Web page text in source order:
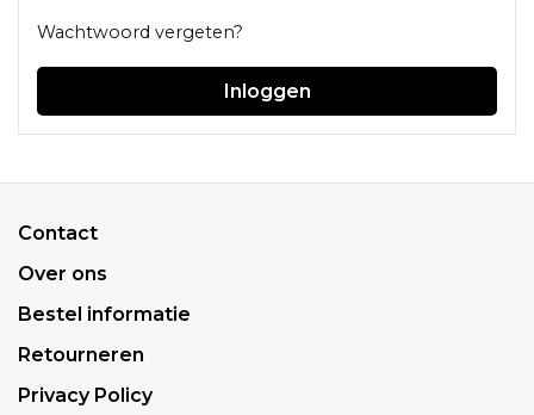
Wachtwoord vergeten?
Inloggen
Contact
Over ons
Bestel informatie
Retourneren
Privacy Policy